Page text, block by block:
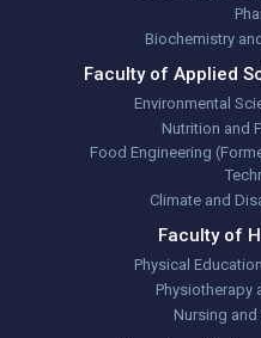
Biochemistry
Faculty of Applied
Environmental
Nutrition and
Food Engineering
Climate and
Faculty of
Physical
Physiotherapy
Nursing